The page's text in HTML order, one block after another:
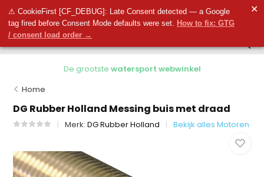
⚠ CookieFirst [CF_DEBUG]: Late Consent detected — a Google
tag fired before Consent Mode defaults were set. How to fix: GTG
/ consent load order →
✕
0 0
De grootstewatersport webwinkel
Home
DG Rubber Holland Messing buis met draad
Merk:DG Rubber Holland Bekijk alles Motoren